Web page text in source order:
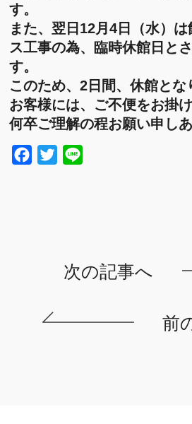
す。
また、翌日12月4日（水）
ス工事の為、臨時休館日と
す。
このため、2 日間、休館とな
お客様には、ご不便をお掛
何卒ご理解の程お願い申しあ
Facebook
Twitter
次の記事へ
前